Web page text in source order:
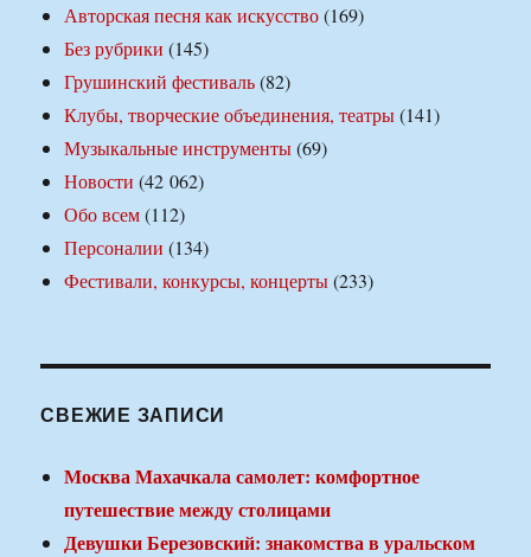
Авторская песня как искусство(169)
Без рубрики (145)
Грушинский фестиваль(82)
Клубы, творческие объединения, театры(141)
Музыкальные инструменты(69)
Новости (42 062)
Обо всем(112)
Персоналии (134)
Фестивали, конкурсы, концерты(233)
СВЕЖИЕ ЗАПИСИ
Москва Махачкала самолет: комфортное
путешествие между столицами
Девушки Березовский: знакомства в уральском